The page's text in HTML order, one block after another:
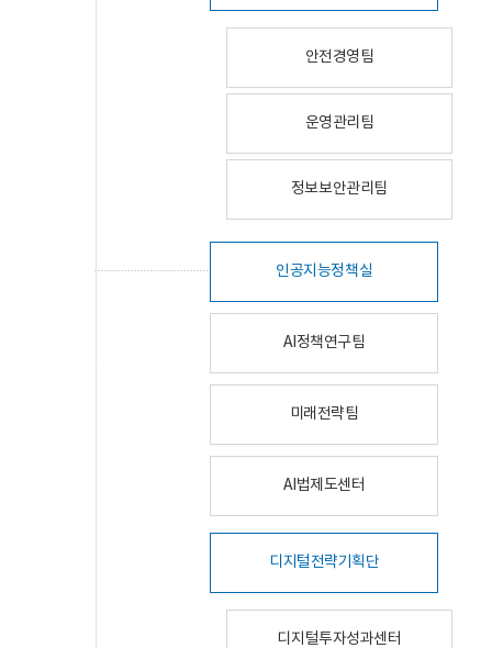
안전경영팀
운영관리팀
정보보안관리팀
인공지능정책실
AI정책연구팀
미래전략팀
AI법제도센터
디지털전략기획단
디지털투자성과센터